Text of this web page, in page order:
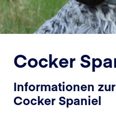
Cocker
Informationen
Cocker Spaniel